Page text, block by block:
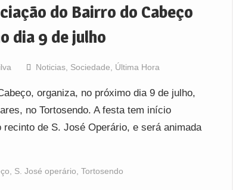
do Bairro do Cabeço
dia 9 de julho
Noticias, Sociedade Última Hora
organiza, no próximo dia 9 de julho,
no Tortosendo. A festa tem início
recinto de S. José Operário, e será animada
S. José operário Tortosendo